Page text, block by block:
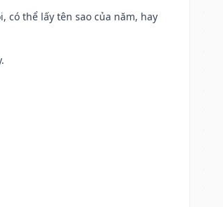
có thể lấy tên sao của năm, hay